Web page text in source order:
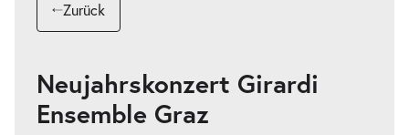
Zurück
Neujahrskonzert Girardi
Ensemble Graz